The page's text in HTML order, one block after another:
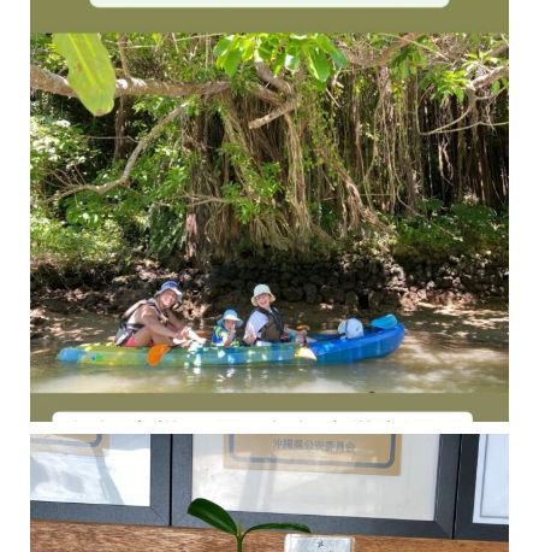
今年の1月にお店に植えたマングローブ(メヒルギ)の苗が成長してきました
マングロ